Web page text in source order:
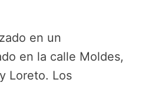
en un
en la calle Moldes,
Loreto. Los